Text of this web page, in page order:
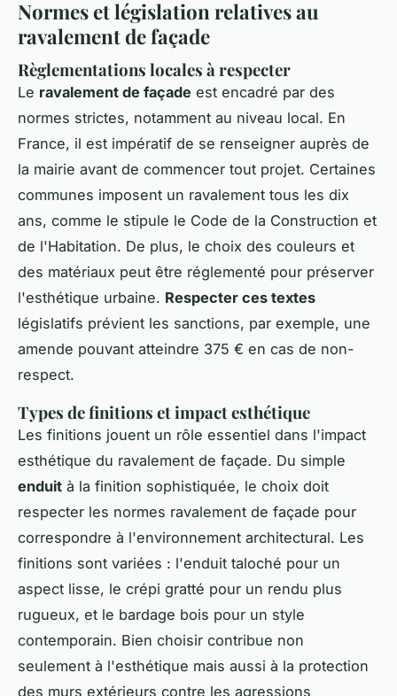
Normes et législation relatives au
ravalement de façade
Règlementations locales à respecter
Le ravalement de façade est encadré par des
normes strictes, notamment au niveau local. En
France, il est impératif de se renseigner auprès de
la mairie avant de commencer tout projet. Certaines
communes imposent un ravalement tous les dix
ans, comme le stipule le Code de la Construction et
de l'Habitation. De plus, le choix des couleurs et
des matériaux peut être réglementé pour préserver
l'esthétique urbaine. Respecter ces textes
législatifs prévient les sanctions, par exemple, une
amende pouvant atteindre 375 € en cas de non-
respect.
Types de finitions et impact esthétique
Les finitions jouent un rôle essentiel dans l'impact
esthétique du ravalement de façade. Du simple
enduit à la finition sophistiquée, le choix doit
respecter les normes ravalement de façade pour
correspondre à l'environnement architectural. Les
finitions sont variées : l'enduit taloché pour un
aspect lisse, le crépi gratté pour un rendu plus
rugueux, et le bardage bois pour un style
contemporain. Bien choisir contribue non
seulement à l'esthétique mais aussi à la protection
des murs extérieurs contre les agressions